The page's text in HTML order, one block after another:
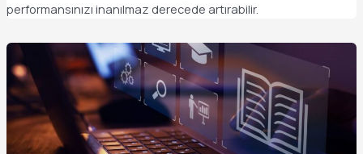
performansınızı inanılmaz derecede artırabilir.